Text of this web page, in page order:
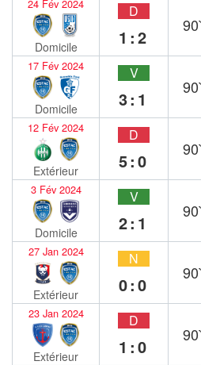
24 Fév 2024
Domicile
D
1:2
90`
17 Fév 2024
Domicile
V
3:1
90`
12 Fév 2024
Extérieur
D
5:0
90`
3 Fév 2024
Domicile
V
2:1
90`
27 Jan 2024
Extérieur
N
0:0
90`
23 Jan 2024
Extérieur
D
1:0
90`